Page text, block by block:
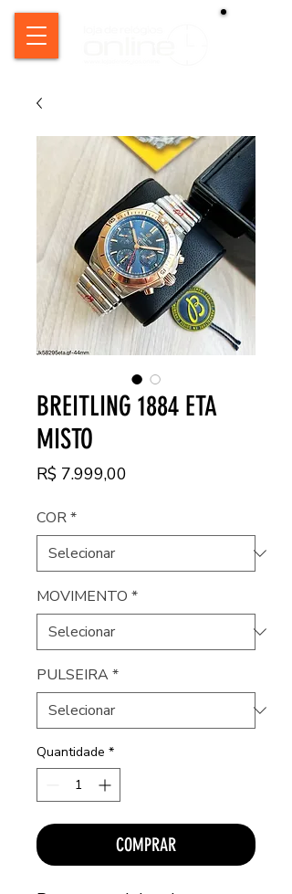
BREITLING 1884 ETA
MISTO
R$ 7.999,00
COR*
MOVIMENTO *
PULSEIRA*
Quantidade *
COMPRAR